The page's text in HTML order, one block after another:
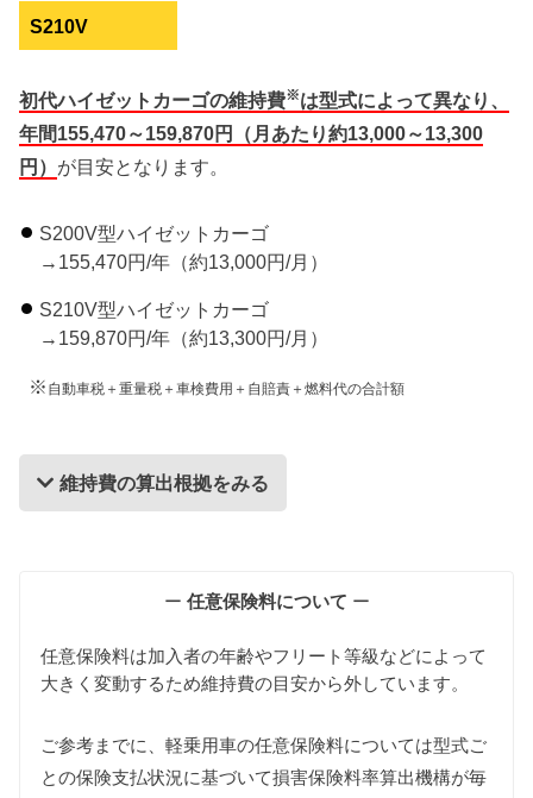
S210V
初代ハイゼットカーゴの維持費※は型式によって異なり、
年間155,470～159,870円（月あたり約13,000～13,300
円） が目安となります。
S200V型ハイゼットカーゴ
→155,470円/年（約13,000円/月）
S210V型ハイゼットカーゴ
→159,870円/年（約13,300円/月）
※ 自動車税＋重量税＋車検費用＋自賠責＋燃料代の合計額
維持費の算出根拠をみる
維持費の算出根拠
自動車税
ー 任意保険料について ー
任意保険料は加入者の年齢やフリート等級などによって
大きく変動するため維持費の目安から外しています。
ご参考までに、軽乗用車の任意保険料については型式ご
との保険支払状況に基づいて損害保険料率算出機構が毎